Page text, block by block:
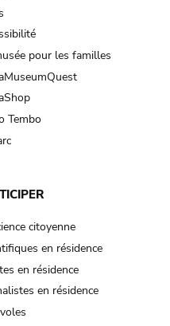
pour les familles
Tembo
citoyenne
en résidence
en résidence
en résidence